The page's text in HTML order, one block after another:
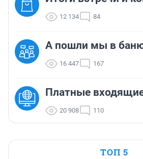
12 134 84
А пошли мы в
16 447 167
Платные
20 908 110
ТОП 5